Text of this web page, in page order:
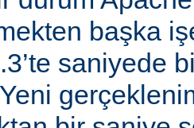
başka
saniyede